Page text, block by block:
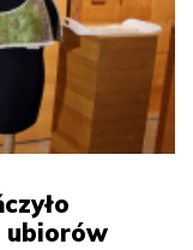
ubiorów